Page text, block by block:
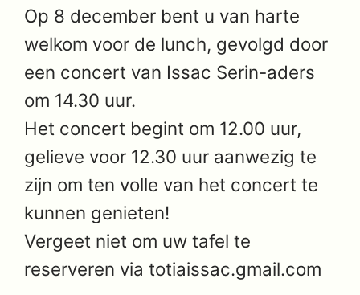
Op 8 december bent u van harte
welkom voor de lunch, gevolgd door
een concert van Issac Serin-aders
om 14.30 uur.
Het concert begint om 12.00 uur,
gelieve voor 12.30 uur aanwezig te
zijn om ten volle van het concert te
kunnen genieten!
Vergeet niet om uw tafel te
reserveren via totiaissac.gmail.com